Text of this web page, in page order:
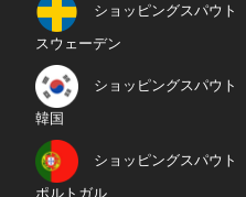
ショッピングスパウト
スウェーデン
ショッピングスパウト
韓国
ショッピングスパウト
ポルトガル